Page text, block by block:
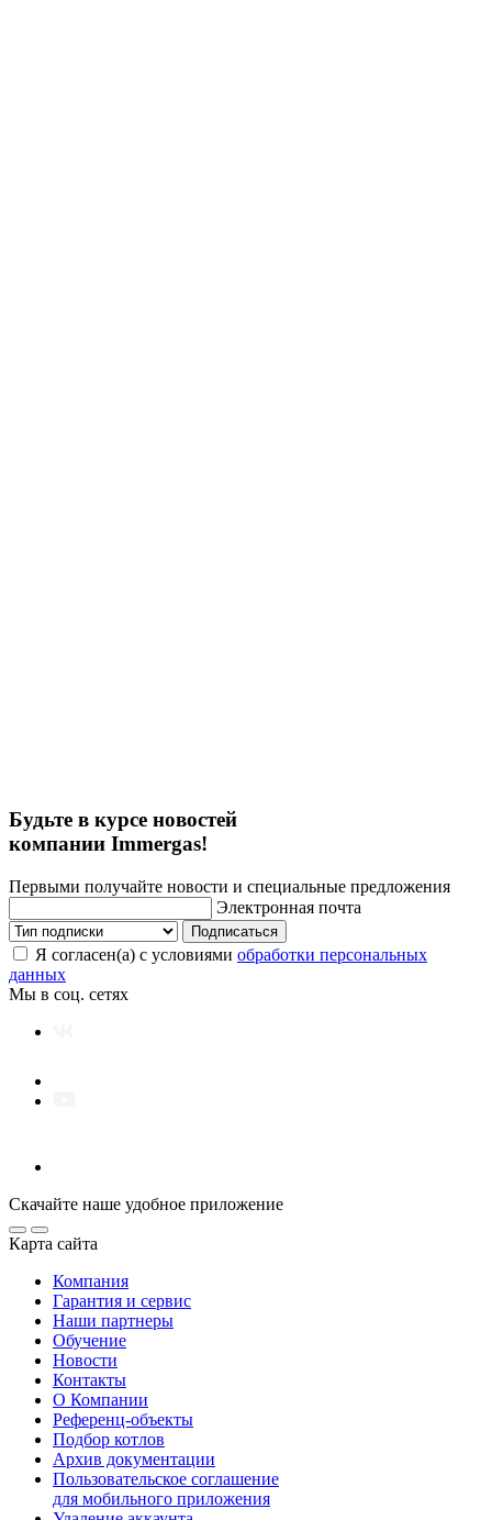
Будьте в курсе новостей
компании Immergas!
Первыми получайте новости и специальные предложения
Электронная почта
Подписаться
Я согласен(а) с условиями обработки персональных
данных
Мы в соц. сетях
Скачайте наше удобное приложение
Карта сайта
Компания
Гарантия и сервис
Наши партнеры
Обучение
Новости
Контакты
О Компании
Референц-объекты
Подбор котлов
Архив документации
Пользовательское соглашение
для мобильного приложения